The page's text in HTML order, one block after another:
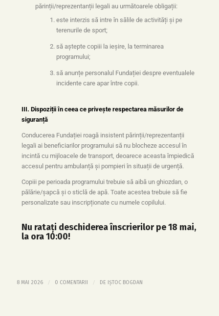
părinții/reprezentanții legali au următoarele obligații:
este interzis să intre în sălile de activități și pe
terenurile de sport;
să aștepte copiii la ieșire, la terminarea
programului;
să anunțe personalul Fundației despre eventualele
incidente care apar între copii.
III. Dispoziții în ceea ce privește respectarea măsurilor de
siguranță
Conducerea Fundației roagă insistent părinții/reprezentanții
legali ai beneficiarilor programului să nu blocheze accesul în
incintă cu mijloacele de transport, deoarece aceasta împiedică
accesul pentru ambulanță și pompieri în situații de urgență.
Copiii pe perioada programului trebuie să aibă un ghiozdan, o
pălărie/șapcă și o sticlă de apă. Toate acestea trebuie să fie
personalizate sau inscripționate cu numele copilului.
Nu ratați deschiderea înscrierilor pe 18 mai,
la ora 10:00!
8 MAI 2026 / 0 COMENTARII / DE IȘTOC BOGDAN